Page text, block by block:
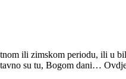
ili zimskom periodu, ili u
su tu, Bogom dani…